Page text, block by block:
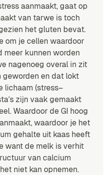
aanmaakt, gaat op
van tarwe is toch
het gluten bevat.
om je cellen waardoor
kunnen worden
nagenoeg overal in zit
en dat lokt
lichaam (stress–
zijn vaak gemaakt
Waardoor de GI hoog
waardoor je het
gehalte uit kaas heeft
want de melk is verhit
van calcium
niet kan opnemen.